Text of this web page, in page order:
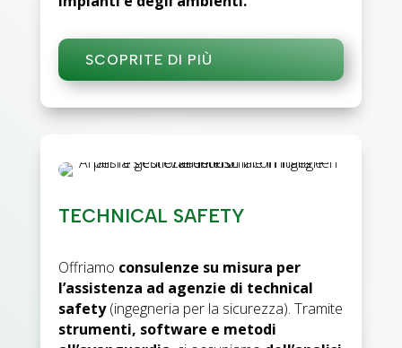
SCOPRITE DI PIÙ
TECHNICAL SAFETY
Offriamo consulenze su misura per
l’assistenza ad agenzie di technical
safety(ingegneria per la sicurezza). Tramite
strumenti, software e metodi